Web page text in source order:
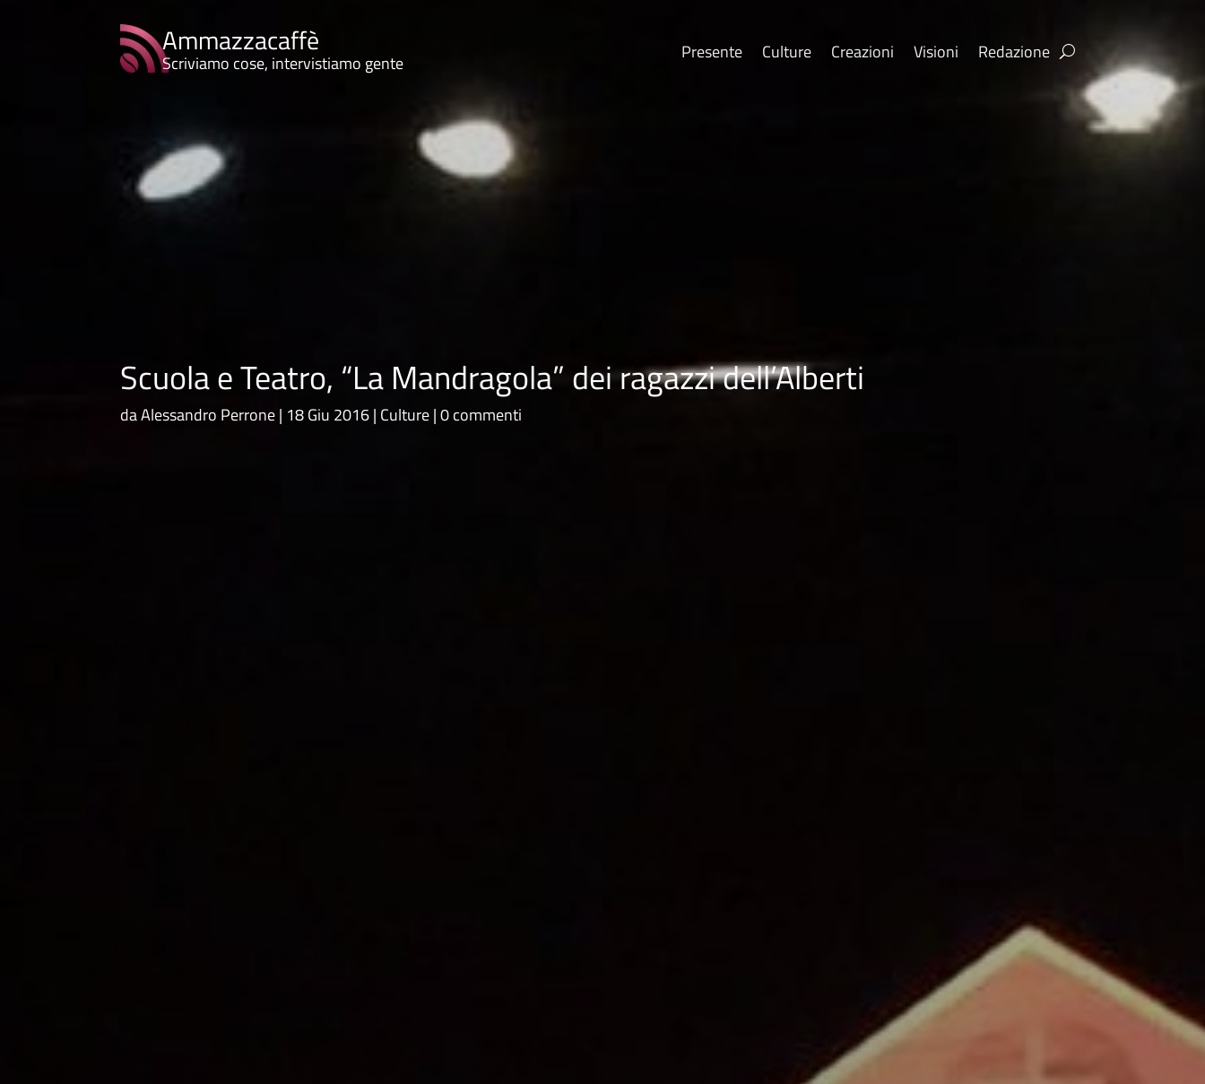
Ammazzacaffè
Scriviamo cose, intervistiamo gente Presente Culture Creazioni Visioni Redazione
Scuola e Teatro, “La Mandragola” dei ragazzi dell’Alberti
daAlessandro Perrone 18 Giu 2016 Culture 0 commenti